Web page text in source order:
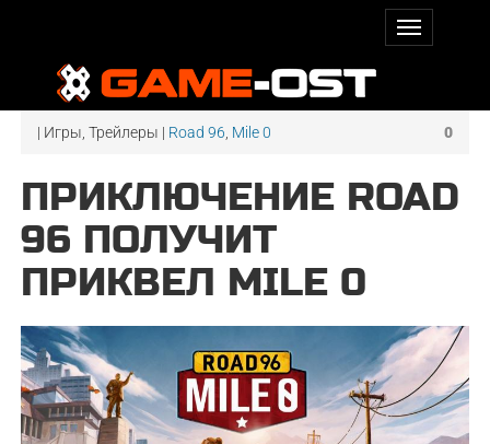
0
| Игры, Трейлеры | Road 96 Mile 0
ПРИКЛЮЧЕНИЕ ROAD
96 ПОЛУЧИТ
ПРИКВЕЛ MILE 0